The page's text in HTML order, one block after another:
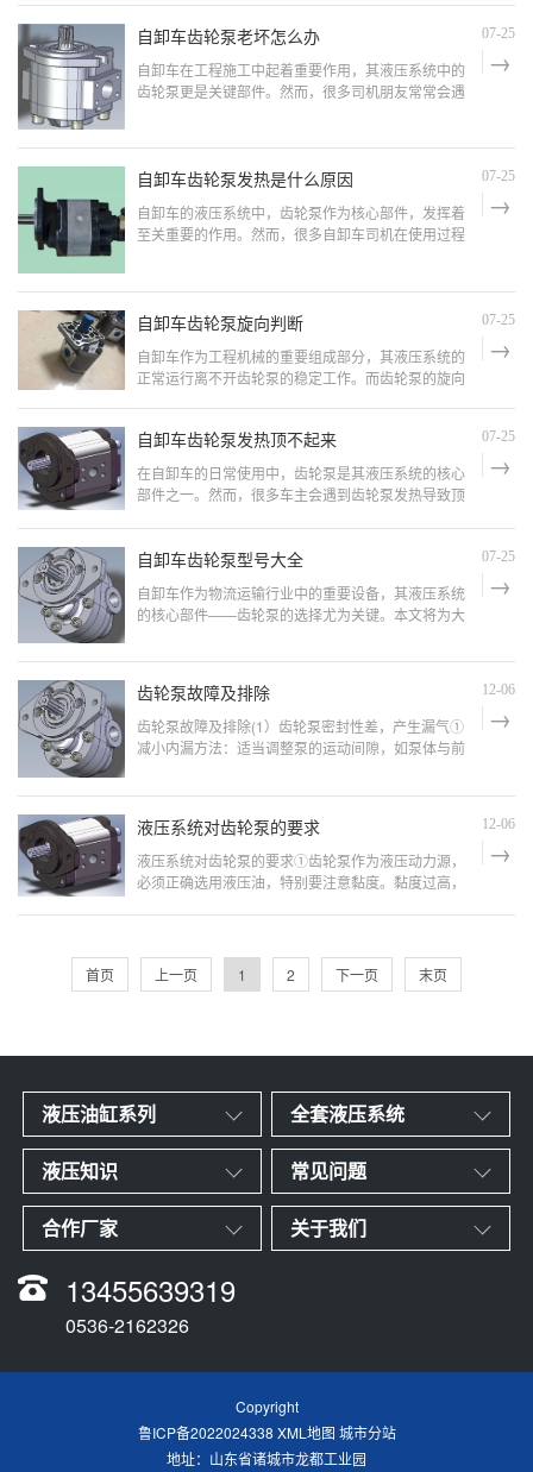
何解决呢？本文将从实际出发，为您详细分析。自卸
密封件长期使用后，容易出现老化
自卸车齿轮泵老坏怎么办 07-25
自卸车在工程施工中起着重要作用，其液压系统中的
齿轮泵更是关键部件。然而，很多司机朋友常常会遇
呢？本文将从实际出发，为大家提供一些解决方案。
自卸车齿轮泵老坏的原因：1. 使用环境恶劣自卸车通
自卸车齿轮泵发热是什么原因 07-25
自卸车的液压系统中，齿轮泵作为核心部件，发挥着
至关重要的作用。然而，很多自卸车司机在使用过程
自卸车齿轮泵发热的主要原因，并提供有效的解决方
案。自卸车齿轮泵发热的主要原因：1. 油液温度过高
自卸车齿轮泵旋向判断 07-25
自卸车作为工程机械的重要组成部分，其液压系统的
正常运行离不开齿轮泵的稳定工作。而齿轮泵的旋向
自卸车齿轮泵旋向的定义：1. 旋向的基本概念齿轮泵
的旋向指的是齿轮泵在工作时齿轮的旋转方向。一般
分为正向旋
自卸车齿轮泵发热顶不起来 07-25
在自卸车的日常使用中，齿轮泵是其液压系统的核心
部件之一。然而，很多车主会遇到齿轮泵发热导致顶
析齿轮泵发热的原因，并提供有效的解决方案。自卸
间工作后会
自卸车齿轮泵型号大全 07-25
自卸车作为物流运输行业中的重要设备，其液压系统
的核心部件——齿轮泵的选择尤为关键。本文将为大
牌，帮助大家更好地了解和选购适合的齿轮泵。自卸
号多种多样，主要包括以下几种：CBG系列齿轮泵适
用于中小型自
齿轮泵故障及排除 12-06
齿轮泵故障及排除(1）齿轮泵密封性差，产生漏气①
减小内漏方法：适当调整泵的运动间隙，如泵体与前
压盖的，但因塑料冷缩，易造成密封不良。解决办法
是，用丙酮或无水酒精将前后端
液压系统对齿轮泵的要求 12-06
液压系统对齿轮泵的要求①齿轮泵作为液压动力源，
必须正确选用液压油，特别要注意黏度。黏度过高，
30-1的液压油。夏天可选用30＃液压油，冬天选用
20＃液压油。一般一年左右换
首页 上一页 1 2 下一页 末页
液压油缸系列 全套液压系统
液压知识 常见问题
合作厂家 关于我们
13455639319
0536-2162326
Copyright
鲁ICP备2022024338 XML地图 城市分站
地址：山东省诸城市龙都工业园